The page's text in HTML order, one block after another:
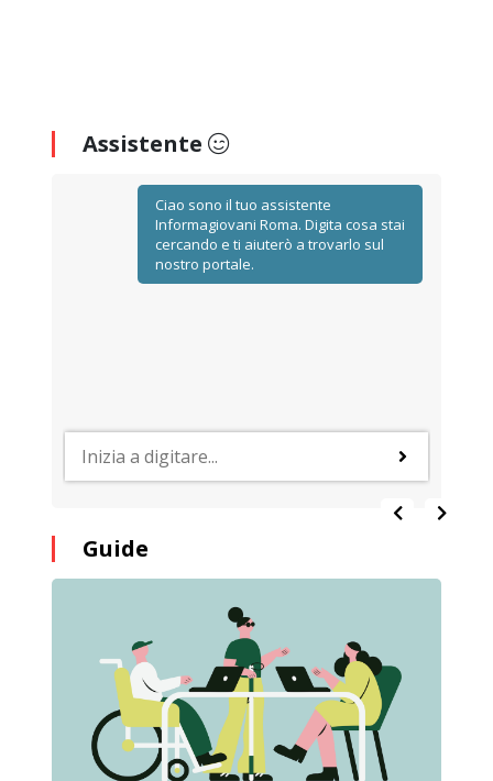
Assistente
Ciao sono il tuo assistente
Informagiovani Roma. Digita cosa stai
cercando e ti aiuterò a trovarlo sul
nostro portale.
Guide